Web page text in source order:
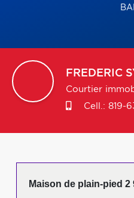
FREDERIC
Courtier
Cell.: 819-
Maison de plain-pied 2